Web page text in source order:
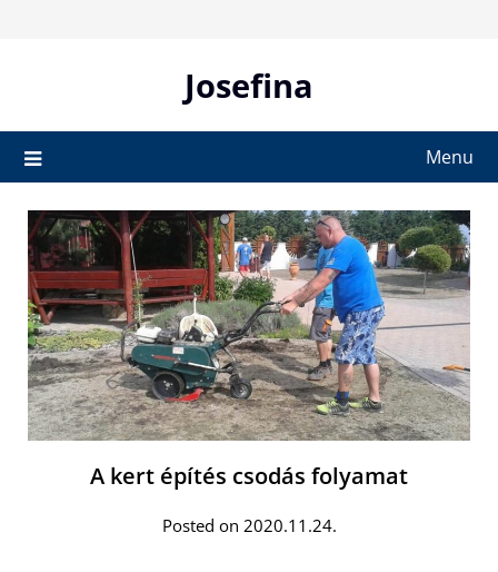
Josefina
Menu
A kert építés csodás folyamat
Posted on 2020.11.24.